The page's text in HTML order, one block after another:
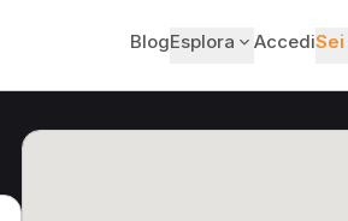
BlogEsplora Accedi